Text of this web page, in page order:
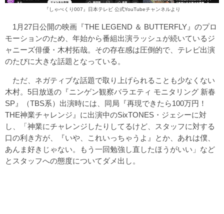
『しゃべくり007』日本テレビ 公式YouTubeチャンネルより
1月27日公開の映画『THE LEGEND ＆ BUTTERFLY』のプロ
モーションのため、年始から番組出演ラッシュが続いているジ
ャニーズ俳優・木村拓哉。その存在感は圧倒的で、テレビ出演
のたびに大きな話題となっている。
ただ、ネガティブな話題で取り上げられることも少なくない
木村。5日放送の『ニンゲン観察バラエティ モニタリング 新春
SP』（TBS系）出演時には、同局『再現できたら100万円！
THE神業チャレンジ』に出演中のSixTONES・ジェシーに対
し、「神業にチャレンジしたりしてるけど、スタッフに対する
口の利き方が、『いや、これいっちゃうよ』とか、あれは僕、
あんま好きじゃない。もう一回勉強し直したほうがいい」など
とスタッフへの態度についてダメ出し。